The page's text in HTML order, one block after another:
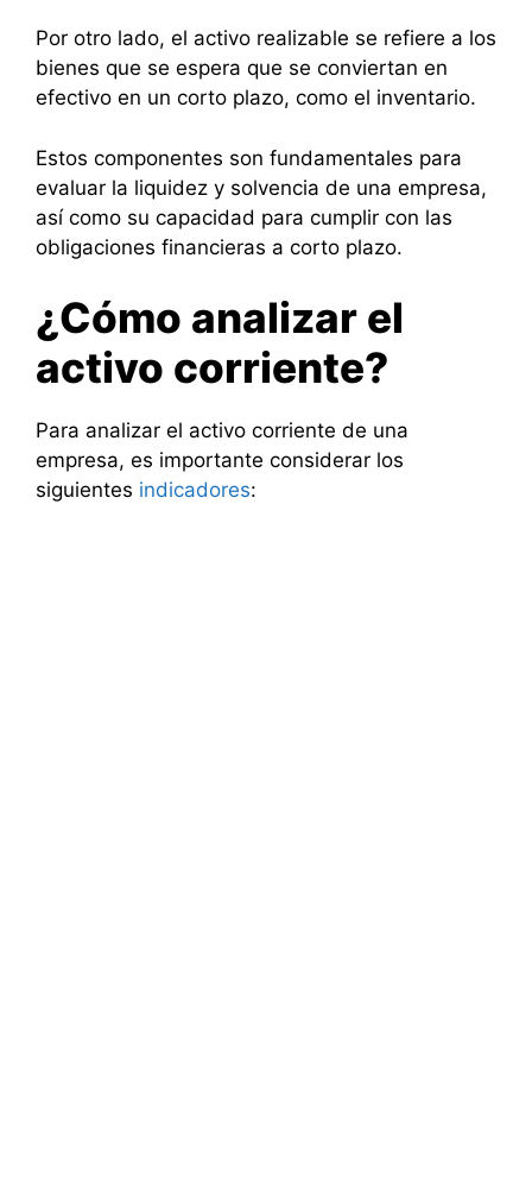
Por otro lado, el activo realizable se refiere a los
bienes que se espera que se conviertan en
efectivo en un corto plazo, como el inventario.
Estos componentes son fundamentales para
evaluar la liquidez y solvencia de una empresa,
así como su capacidad para cumplir con las
obligaciones financieras a corto plazo.
¿Cómo analizar el
activo corriente?
Para analizar el activo corriente de una
empresa, es importante considerar los
siguientes indicadores: